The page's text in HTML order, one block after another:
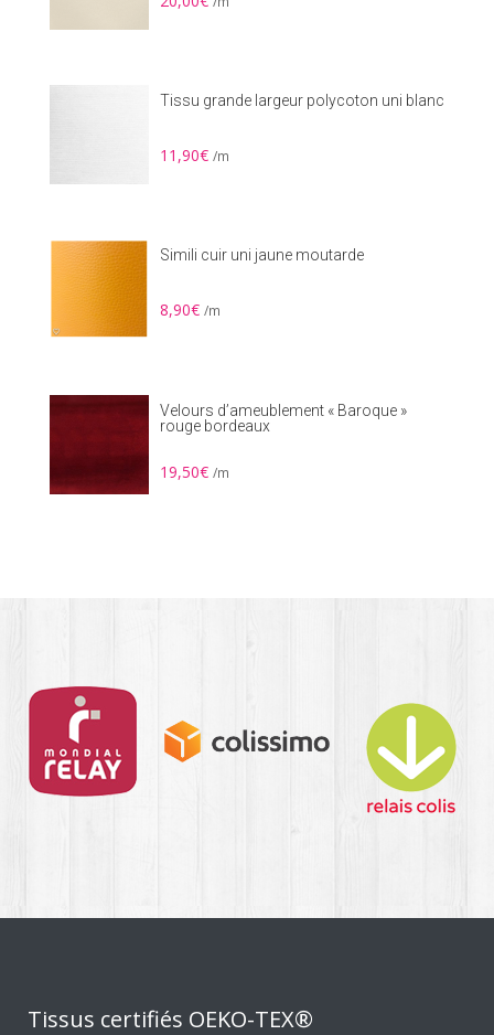
Tissu grande largeur polycoton uni blanc
11,90€ /m
Simili cuir uni jaune moutarde
8,90€ /m
Velours d’ameublement « Baroque »
rouge bordeaux
19,50€ /m
Tissus certifiés OEKO-TEX®